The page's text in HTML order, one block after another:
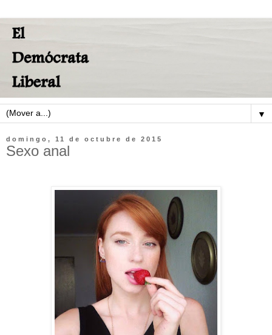
▼
domingo, 11 de octubre de 2015
Sexo anal